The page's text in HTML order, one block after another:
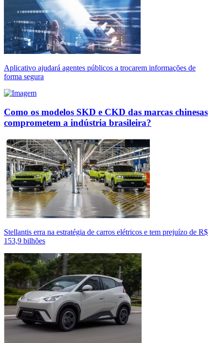
Aplicativo ajudará agentes públicos a trocarem informações de
forma segura
Como os modelos SKD e CKD das marcas chinesas
comprometem a indústria brasileira?
Stellantis erra na estratégia de carros elétricos e tem prejuízo de R$
153,9 bilhões